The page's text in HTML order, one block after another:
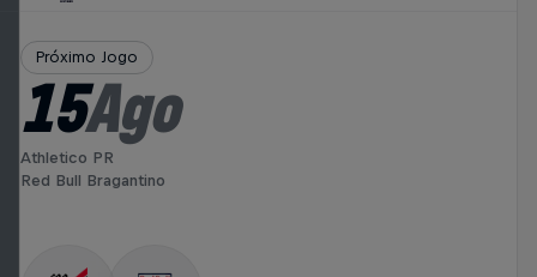
Próximo Jogo
15Ago
Athletico PR
Red Bull Bragantino